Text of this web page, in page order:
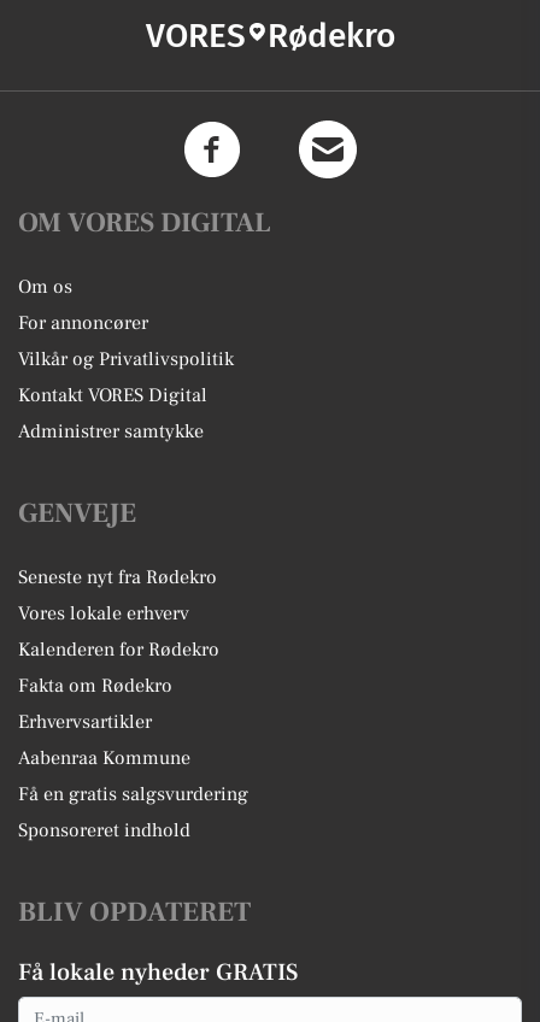
VORES Rødekro
OM VORES DIGITAL
Om os
For annoncører
Vilkår og Privatlivspolitik
Kontakt VORES Digital
Administrer samtykke
GENVEJE
Seneste nyt fra Rødekro
Vores lokale erhverv
Kalenderen for Rødekro
Fakta om Rødekro
Erhvervsartikler
Aabenraa Kommune
Få en gratis salgsvurdering
Sponsoreret indhold
BLIV OPDATERET
Få lokale nyheder GRATIS
Email